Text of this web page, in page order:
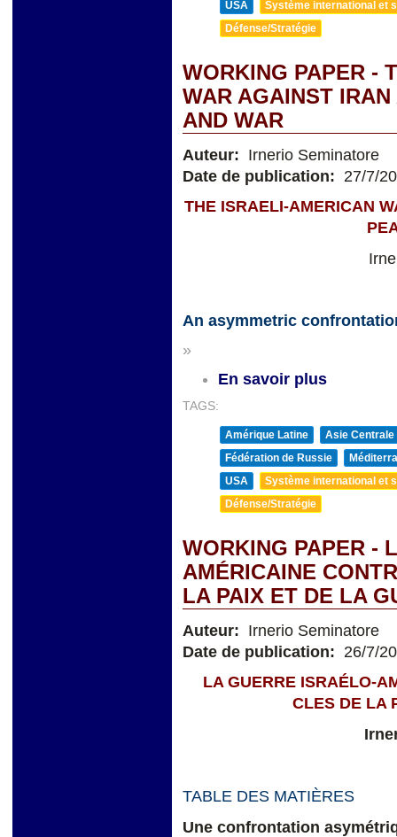
USA
Système international et
Défense/Stratégie
WORKING PAPER -
WAR AGAINST
AND WAR
Auteur: Irnerio Seminatore
Date de publication: 27/7/
THE ISRAELI-AMERICAN
An asymmetric
»
En savoir plus
TAGS:
Amérique Latine
Asie Centrale
Fédération de Russie
USA
Système international et
Défense/Stratégie
WORKING PAPER -
AMÉRICAINE
LA PAIX ET DE LA
Auteur: Irnerio Seminatore
Date de publication: 26/7/
LA GUERRE ISRAÉLO-
CLES DE LA
TABLE DES MATIÈRES
Une confrontation